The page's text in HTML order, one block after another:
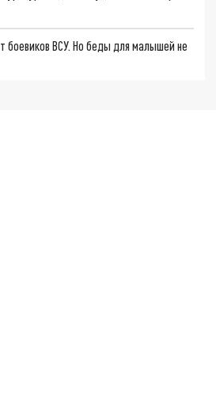
боевиков ВСУ. Но беды для малышей не